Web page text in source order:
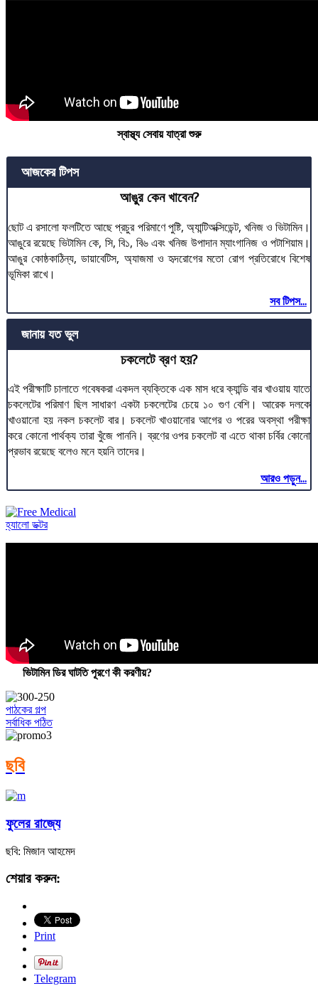
স্বাস্থ্য সেবায় যাত্রা শুরু
আজকের টিপস
আঙুর কেন খাবেন?
ছোট এ রসালো ফলটিতে আছে প্রচুর পরিমাণে পুষ্টি, অ্যান্টিঅক্সিডেন্ট, খনিজ ও ভিটামিন।
আঙুরে রয়েছে ভিটামিন কে, সি, বি১, বি৬ এবং খনিজ উপাদান ম্যাংগানিজ ও পটাশিয়াম।
আঙুর কোষ্ঠকাঠিন্য, ডায়াবেটিস, অ্যাজমা ও হৃদরোগের মতো রোগ প্রতিরোধে বিশেষ
ভূমিকা রাখে।
সব টিপস...
জানায় যত ভুল
চকলেটে ব্রণ হয়?
এই পরীক্ষাটি চালাতে গবেষকরা একদল ব্যক্তিকে এক মাস ধরে ক্যান্ডি বার খাওয়ায় যাতে
চকলেটের পরিমাণ ছিল সাধারণ একটা চকলেটের চেয়ে ১০ গুণ বেশি। আরেক দলকে
খাওয়ানো হয় নকল চকলেট বার। চকলেট খাওয়ানোর আগের ও পরের অবস্থা পরীক্ষা
করে কোনো পার্থক্য তারা খুঁজে পাননি। ব্রণের ওপর চকলেট বা এতে থাকা চর্বির কোনো
প্রভাব রয়েছে বলেও মনে হয়নি তাদের।
আরও পড়ুন...
হ্যালো ডক্টর
ভিটামিন ডির ঘাটতি পূরণে কী করণীয়?
পাঠকের গল্প
সর্বাধিক পঠিত
ছবি
ফুলের রাজ্যে
ছবি: মিজান আহমেদ
শেয়ার করুন:
Print
Telegram